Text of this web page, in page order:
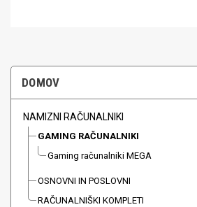
DOMOV
NAMIZNI RAČUNALNIKI
GAMING RAČUNALNIKI
Gaming računalniki MEGA
OSNOVNI IN POSLOVNI
RAČUNALNIŠKI KOMPLETI